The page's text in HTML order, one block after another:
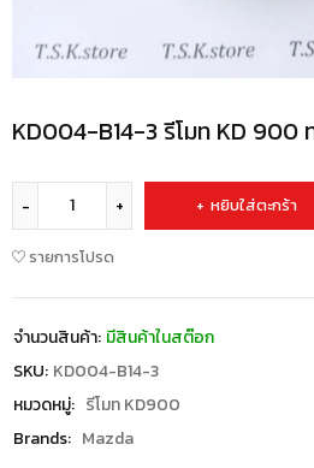
KD004-B14-3 รีโมท KD 900
หยิบใส่ตะกร้า
รายการโปรด
จำนวนสินค้า: มีสินค้าในสต๊อก
SKU: KD004-B14-3
หมวดหมู่: รีโมท KD900
Brands: Mazda